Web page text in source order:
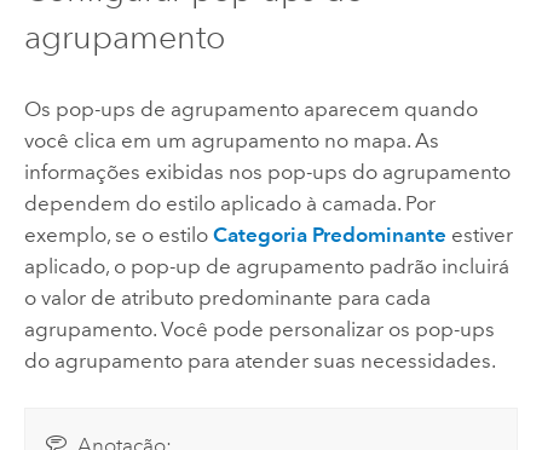
agrupamento
Os pop-ups de agrupamento aparecem quando
você clica em um agrupamento no mapa. As
informações exibidas nos pop-ups do agrupamento
dependem do estilo aplicado à camada. Por
exemplo, se o estilo Categoria Predominante estiver
aplicado, o pop-up de agrupamento padrão incluirá
o valor de atributo predominante para cada
agrupamento. Você pode personalizar os pop-ups
do agrupamento para atender suas necessidades.